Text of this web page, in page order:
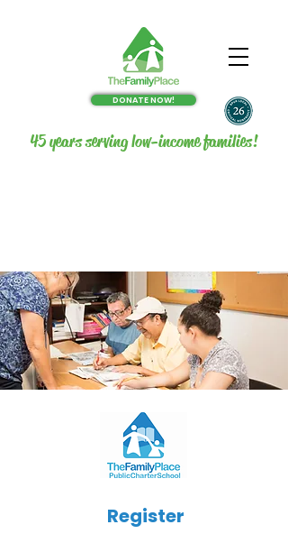
DONATE NOW!
45 years serving low-income families!
Register